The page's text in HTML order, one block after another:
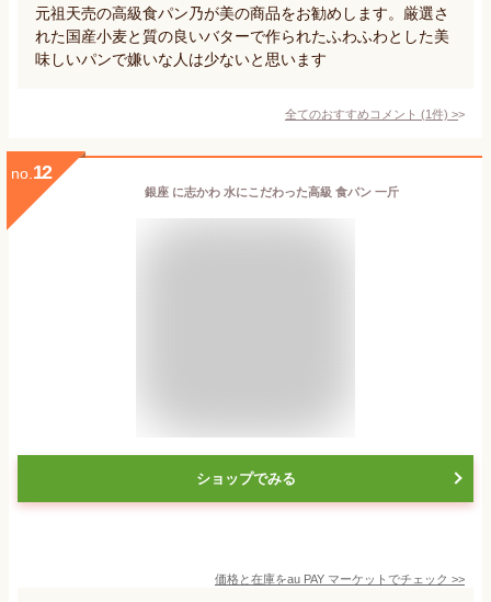
元祖天売の高級食パン乃が美の商品をお勧めします。厳選さ
れた国産小麦と質の良いバターで作られたふわふわとした美
味しいパンで嫌いな人は少ないと思います
全てのおすすめコメント (1件) >
no. 12
銀座 に志かわ 水にこだわった高級 食パン 一斤
ショップでみる
価格と在庫をau PAY マーケット でチェック >>